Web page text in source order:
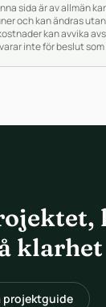
sida är av allmän
och kan ändras
kan avvika
inte för beslut
projektguide